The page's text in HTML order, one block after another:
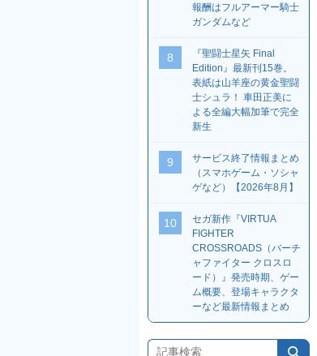
報酬はフルアーマー騎士
ガンダムなど
8
『聖闘士星矢 Final
Edition』最新刊15巻。
表紙は山羊座の黄金聖闘
士シュラ！ 車田正美に
よる全編大幅加筆で完全
新生
9
サービス終了情報まとめ
（スマホゲーム・ソシャ
ゲなど）【2026年8月】
10
セガ新作『VIRTUA
FIGHTER
CROSSROADS（バーチ
ャファイター クロスロ
ード）』発売時期、ゲー
ム概要、登場キャラクタ
ーなど最新情報まとめ